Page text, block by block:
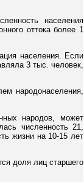
населения
оттока более 1
населения. Если
3 тыс. человек,
народонаселения,
народов, может
численность 21,
жизни на 10-15 лет
доля лиц старшего